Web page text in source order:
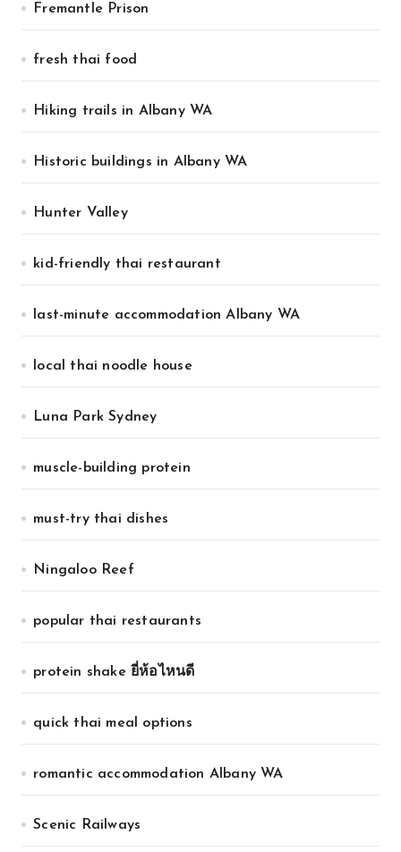
Fremantle Prison
fresh thai food
Hiking trails in Albany WA
Historic buildings in Albany WA
Hunter Valley
kid-friendly thai restaurant
last-minute accommodation Albany WA
local thai noodle house
Luna Park Sydney
muscle-building protein
must-try thai dishes
Ningaloo Reef
popular thai restaurants
protein shake ยี่ห้อไหนดี
quick thai meal options
romantic accommodation Albany WA
Scenic Railways